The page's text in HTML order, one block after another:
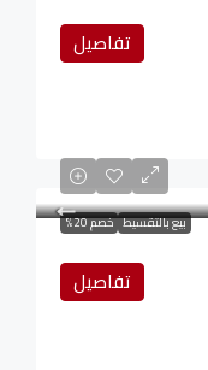
تفاصيل
بيع بالتقسيط خصم 20%
تفاصيل